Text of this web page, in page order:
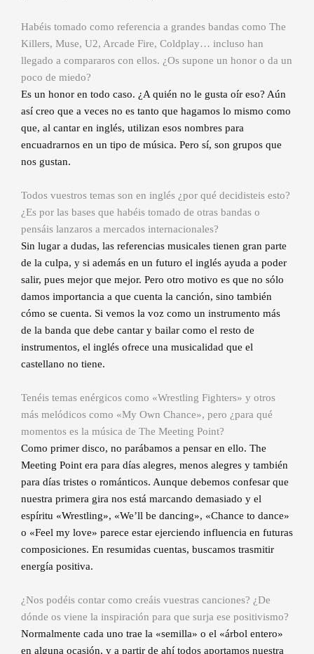
Habéis tomado como referencia a grandes bandas como The
Killers, Muse, U2, Arcade Fire, Coldplay… incluso han
llegado a compararos con ellos. ¿Os supone un honor o da un
poco de miedo?
Es un honor en todo caso. ¿A quién no le gusta oír eso? Aún
así creo que a veces no es tanto que hagamos lo mismo como
que, al cantar en inglés, utilizan esos nombres para
encuadrarnos en un tipo de música. Pero sí, son grupos que
nos gustan.
Todos vuestros temas son en inglés ¿por qué decidisteis esto?
¿Es por las bases que habéis tomado de otras bandas o
pensáis lanzaros a mercados internacionales?
Sin lugar a dudas, las referencias musicales tienen gran parte
de la culpa, y si además en un futuro el inglés ayuda a poder
salir, pues mejor que mejor. Pero otro motivo es que no sólo
damos importancia a que cuenta la canción, sino también
cómo se cuenta. Si vemos la voz como un instrumento más
de la banda que debe cantar y bailar como el resto de
instrumentos, el inglés ofrece una musicalidad que el
castellano no tiene.
Tenéis temas enérgicos como «Wrestling Fighters» y otros
más melódicos como «My Own Chance», pero ¿para qué
momentos es la música de The Meeting Point?
Como primer disco, no parábamos a pensar en ello. The
Meeting Point era para días alegres, menos alegres y también
para días tristes o románticos. Aunque debemos confesar que
nuestra primera gira nos está marcando demasiado y el
espíritu «Wrestling», «We’ll be dancing», «Chance to dance»
o «Feel my love» parece estar ejerciendo influencia en futuras
composiciones. En resumidas cuentas, buscamos trasmitir
energía positiva.
¿Nos podéis contar como creáis vuestras canciones? ¿De
dónde os viene la inspiración para que surja ese positivismo?
Normalmente cada uno trae la «semilla» o el «árbol entero»
en alguna ocasión, y a partir de ahí todos aportamos nuestra